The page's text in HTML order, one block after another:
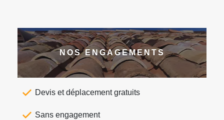
NOS ENGAGEMENTS
Devis et déplacement gratuits
Sans engagement